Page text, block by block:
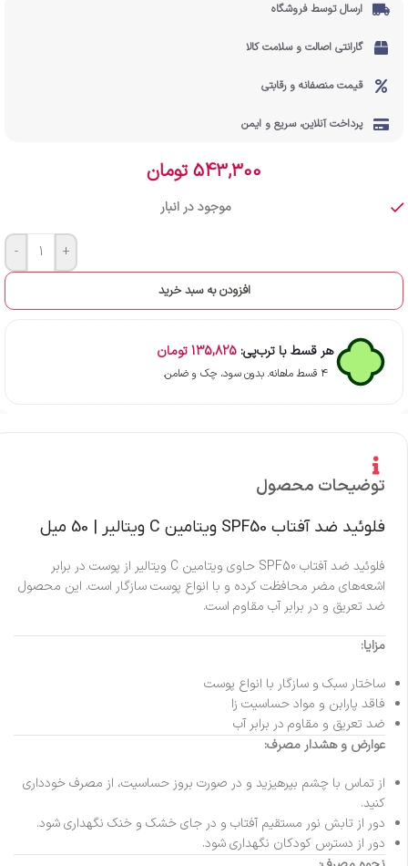
ارسال توسط فروشگاه
گارانتی اصالت و سلامت کالا
قیمت منصفانه و رقابتی
پرداخت آنلاین، سریع و ایمن
543,300 تومان
موجود در انبار
- +
افزودن به سبد خرید
هر قسط با ترب‌پی: 135,825تومان
۴ قسط ماهانه. بدون سود، چک و ضامن.
توضیحات محصول
فلوئید ضد آفتاب SPF50 ویتامین C ویتالیر | 50 میل
فلوئید ضد آفتاب SPF50 حاوی ویتامین C ویتالیر از پوست در برابر
اشعه‌های مضر محافظت کرده و با انواع پوست سازگار است. این محصول
ضد تعریق و در برابر آب مقاوم است.
مزایا:
ساختار سبک و سازگار با انواع پوست
فاقد پارابن و مواد حساسیت زا
ضد تعریق و مقاوم در برابر آب
عوارض وهشدار مصرف:
از تماس با چشم بپرهیزید و در صورت بروز حساسیت، از مصرف خودداری
کنید.
دور از تابش نور مستقیم آفتاب و در جای خشک و خنک نگهداری شود.
دور از دسترس کودکان نگهداری شود.